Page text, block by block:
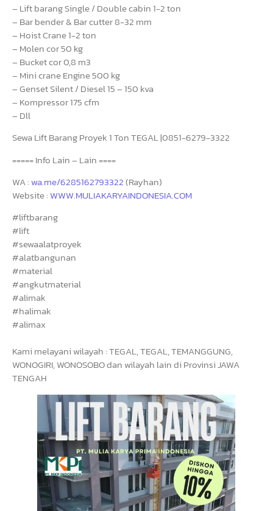
– Lift barang Single / Double cabin 1-2 ton
– Bar bender & Bar cutter 8-32 mm
– Hoist Crane 1-2 ton
– Molen cor 50 kg
– Bucket cor 0,8 m3
– Mini crane Engine 500 kg
– Genset Silent / Diesel 15 – 150 kva
– Kompressor 175 cfm
– Dll
Sewa Lift Barang Proyek 1 Ton TEGAL |0851-6279-3322
===== Info Lain – Lain ====
WA : wa.me/6285162793322(Rayhan)
Website : WWW.MULIAKARYAINDONESIA.COM
#liftbarang
#lift
#sewaalatproyek
#alatbangunan
#material
#angkutmaterial
#alimak
#halimak
#alimax
Kami melayani wilayah : TEGAL, TEGAL, TEMANGGUNG,
WONOGIRI, WONOSOBO dan wilayah lain di Provinsi JAWA
TENGAH